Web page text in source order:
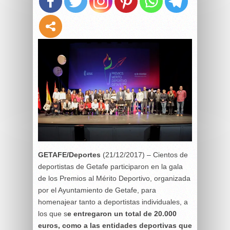
GETAFE/Deportes (21/12/2017) – Cientos de
deportistas de Getafe participaron en la gala
de los Premios al Mérito Deportivo, organizada
por el Ayuntamiento de Getafe, para
homenajear tanto a deportistas individuales, a
los que se entregaron un total de 20.000
euros, como a las entidades deportivas que